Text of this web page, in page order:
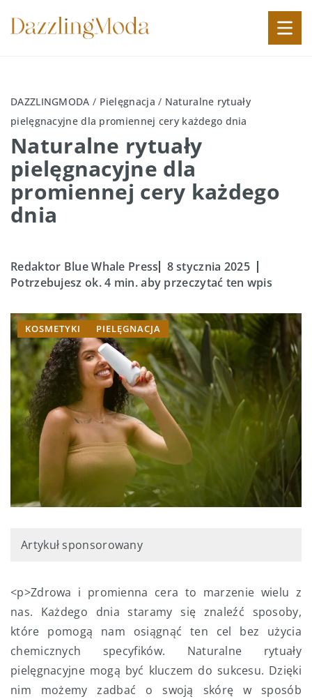
DAZZLINGMODA / Pielęgnacja / Naturalne rytuały
pielęgnacyjne dla promiennej cery każdego dnia
Naturalne rytuały
pielęgnacyjne dla
promiennej cery każdego
dnia
Redaktor Blue Whale Press
8 stycznia 2025
Potrzebujesz ok. 4 min. aby przeczytać ten wpis
KOSMETYKI PIELĘGNACJA
Artykuł sponsorowany
<p>Zdrowa i promienna cera to marzenie wielu z
nas. Każdego dnia staramy się znaleźć sposoby,
które pomogą nam osiągnąć ten cel bez użycia
chemicznych specyfików. Naturalne rytuały
pielęgnacyjne mogą być kluczem do sukcesu. Dzięki
nim możemy zadbać o swoją skórę w sposób